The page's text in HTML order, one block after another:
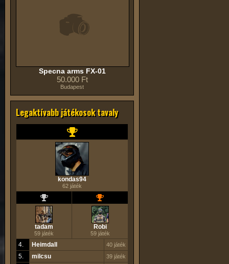
Specna arms FX-01
50.000 Ft
Budapest
Legaktívabb játékosok tavaly
kondas94
62 játék
tadam
59 játék
Robi
59 játék
4. Heimdall 40 játék
5. milcsu 39 játék